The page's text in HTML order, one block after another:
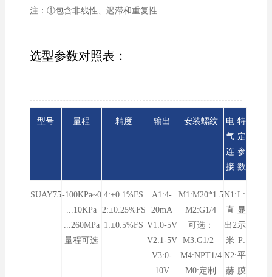
注：①包含非线性、迟滞和重复性
选型参数对照表：
型号 量程 精度 输出 安装螺纹
电
气
连
接
特
定
参
数
SUAY75-100KPa~0
...10KPa
...260MPa
量程可选
4:±0.1%FS
2:±0.25%FS
1:±0.5%FS
A1:4-
20mA
V1:0-5V
V2:1-5V
V3:0-
10V
M1:M20*1.5
M2:G1/4
可选：
M3:G1/2
M4:NPT1/4
M0:定制
N1:
直
出2
米
N2:
赫
L:
显
示
P:
平
膜